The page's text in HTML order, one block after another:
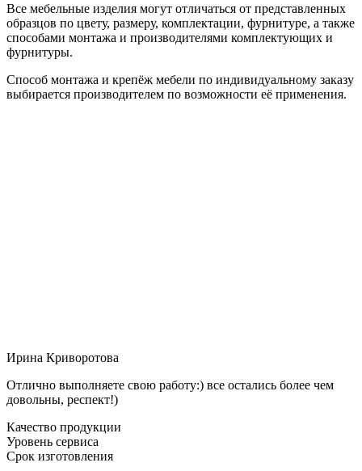
Все мебельные изделия могут отличаться от представленных
образцов по цвету, размеру, комплектации, фурнитуре, а также
способами монтажа и производителями комплектующих и
фурнитуры.
Способ монтажа и крепёж мебели по индивидуальному заказу
выбирается производителем по возможности её применения.
Ирина Криворотова
Отлично выполняете свою работу:) все остались более чем
довольны, респект!)
Качество продукции
Уровень сервиса
Срок изготовления